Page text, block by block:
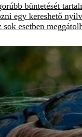
büntetését
egy kereshető
esetben